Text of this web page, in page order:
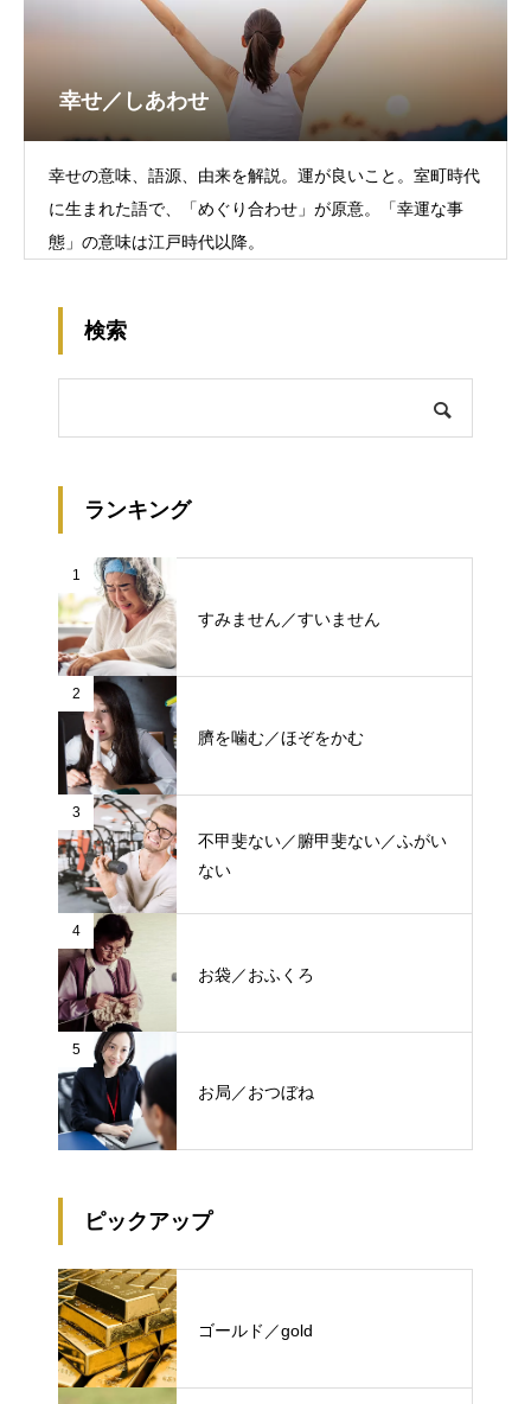
幸せ／しあわせ
幸せの意味、語源、由来を解説。運が良いこと。室町時代
に生まれた語で、「めぐり合わせ」が原意。「幸運な事
態」の意味は江戸時代以降。
検索
ランキング
1
すみません／すいません
2
臍を噛む／ほぞをかむ
3
不甲斐ない／腑甲斐ない／ふがい
ない
4
お袋／おふくろ
5
お局／おつぼね
ピックアップ
ゴールド／gold